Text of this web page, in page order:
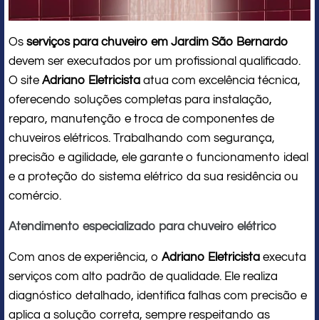
Os serviços para chuveiro em Jardim São Bernardo
devem ser executados por um profissional qualificado.
O site Adriano Eletricista atua com excelência técnica,
oferecendo soluções completas para instalação,
reparo, manutenção e troca de componentes de
chuveiros elétricos. Trabalhando com segurança,
precisão e agilidade, ele garante o funcionamento ideal
e a proteção do sistema elétrico da sua residência ou
comércio.
Atendimento especializado para chuveiro elétrico
Com anos de experiência, o Adriano Eletricista executa
serviços com alto padrão de qualidade. Ele realiza
diagnóstico detalhado, identifica falhas com precisão e
aplica a solução correta, sempre respeitando as